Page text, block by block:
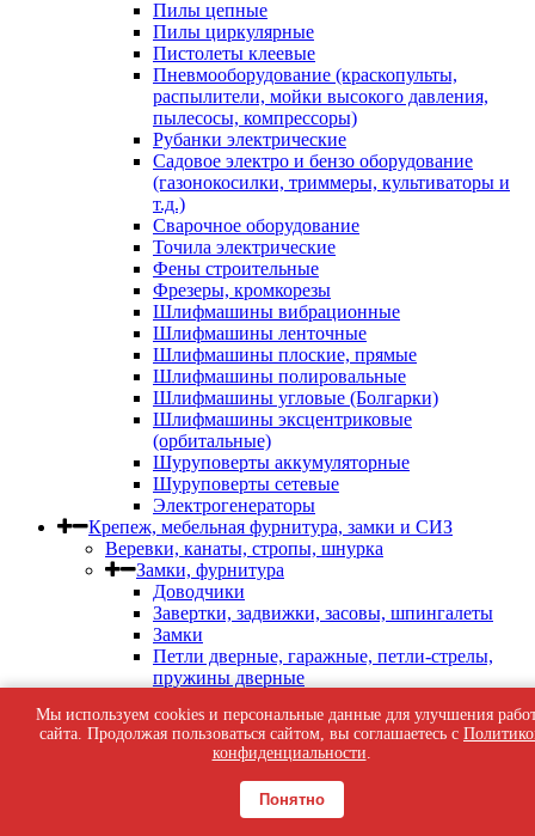
Пилы цепные
Пилы циркулярные
Пистолеты клеевые
Пневмооборудование (краскопульты,
распылители, мойки высокого давления,
пылесосы, компрессоры)
Рубанки электрические
Садовое электро и бензо оборудование
(газонокосилки, триммеры, культиваторы и
т.д.)
Сварочное оборудование
Точила электрические
Фены строительные
Фрезеры, кромкорезы
Шлифмашины вибрационные
Шлифмашины ленточные
Шлифмашины плоские, прямые
Шлифмашины полировальные
Шлифмашины угловые (Болгарки)
Шлифмашины эксцентриковые
(орбитальные)
Шуруповерты аккумуляторные
Шуруповерты сетевые
Электрогенераторы
Крепеж, мебельная фурнитура, замки и СИЗ
Веревки, канаты, стропы, шнурка
Замки, фурнитура
Доводчики
Завертки, задвижки, засовы, шпингалеты
Замки
Петли дверные, гаражные, петли-стрелы,
пружины дверные
Фурнитура мебельная
Фурнитура оконная
Ящики почтовые
Мы используем cookies и персональные данные для улучшения
сайта. Продолжая пользоваться сайтом, вы соглашаетесь с
конфиденциальности.
Понятно